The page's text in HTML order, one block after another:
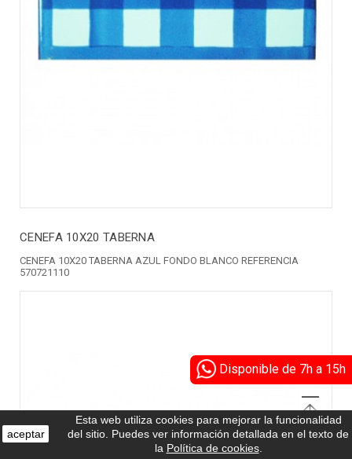
aceptar
Esta web utiliza cookies para mejorar la funcionalidad
del sitio. Puedes ver información detallada en el texto de
la Política de cookies.
Disponible de 7h a 15h
CENEFA 10X20 TABERNA
CENEFA 10X20 TABERNA AZUL FONDO BLANCO REFERENCIA
570721110